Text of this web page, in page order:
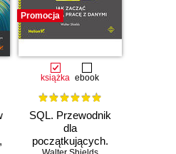
Promocja
książka ebook
SQL. Przewodnik
dla
początkujących.